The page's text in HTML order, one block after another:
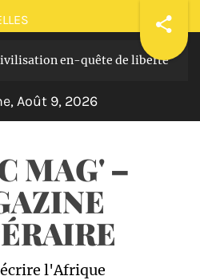
en-quête de liberté
Août 9, 2026
MAG' –
l'Afrique